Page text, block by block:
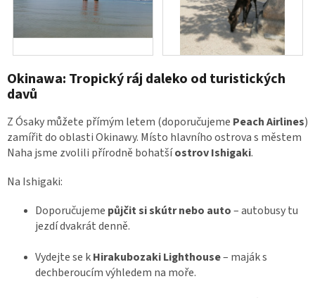
Okinawa: Tropický ráj daleko od turistických
davů
Z Ósaky můžete přímým letem (doporučujeme Peach Airlines)
zamířit do oblasti Okinawy. Místo hlavního ostrova s městem
Naha jsme zvolili přírodně bohatšíostrov Ishigaki.
Na Ishigaki:
Doporučujeme půjčit si skútr nebo auto– autobusy tu
jezdí dvakrát denně.
Vydejte se kHirakubozaki Lighthouse– maják s
dechberoucím výhledem na moře.